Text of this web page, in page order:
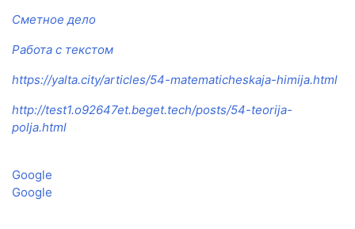
Сметное дело
Работа с текстом
https://yalta.city/articles/54-matematicheskaja-himija.html
http://test1.o92647et.beget.tech/posts/54-teorija-
polja.html
Google
Google